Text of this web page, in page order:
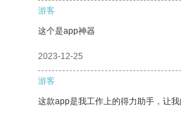
游客
这个是app神器
2023-12-25
游客
这款app是我工作上的得力助手，让